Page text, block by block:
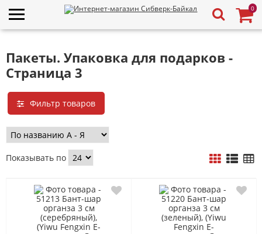
0
Пакеты. Упаковка для подарков -
Страница 3
Фильтр товаров
Показывать по